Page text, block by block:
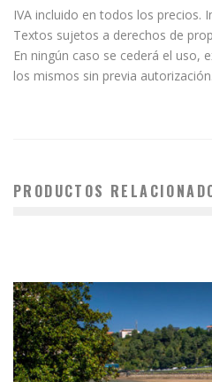
IVA incluido en todos los precios.
Textos sujetos a derechos de
En ningún caso se cederá el uso,
los mismos sin previa autorización.
PRODUCTOS